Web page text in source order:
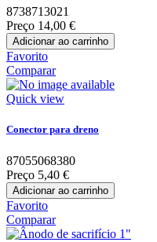
8738713021
Preço 14,00 €
Adicionar ao carrinho
Favorito
Comparar
Quick view
Conector para dreno
87055068380
Preço 5,40 €
Adicionar ao carrinho
Favorito
Comparar